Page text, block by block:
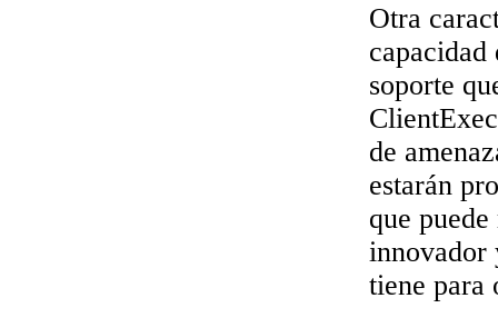
Otra
soporte
de
estarán
que
innovador
tiene para